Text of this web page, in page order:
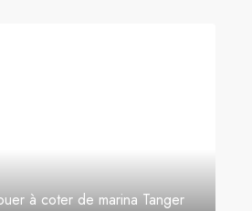
à coter de marina Tanger